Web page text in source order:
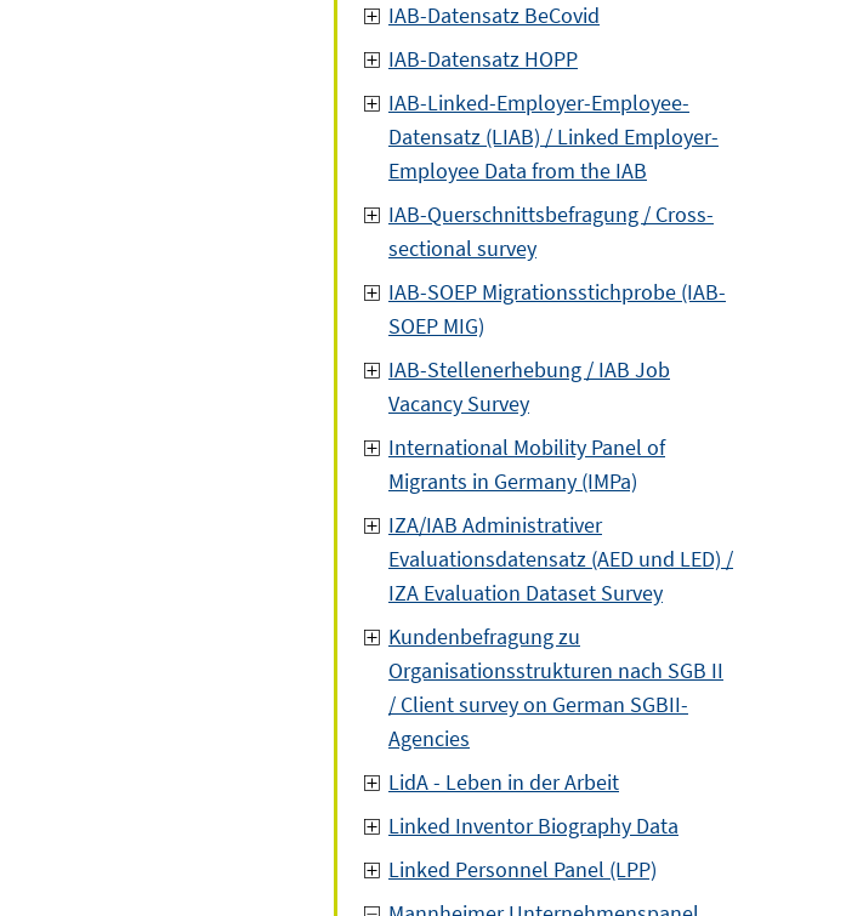
IAB-Datensatz BeCovid
IAB-Datensatz HOPP
IAB-Linked-Employer-Employee-
Datensatz (LIAB) / Linked Employer-
Employee Data from the IAB
IAB-Querschnittsbefragung / Cross-
sectional survey
IAB-SOEP Migrationsstichprobe (IAB-
SOEP MIG)
IAB-Stellenerhebung / IAB Job
Vacancy Survey
International Mobility Panel of
Migrants in Germany (IMPa)
IZA/IAB Administrativer
Evaluationsdatensatz (AED und LED) /
IZA Evaluation Dataset Survey
Kundenbefragung zu
Organisationsstrukturen nach SGB II
/ Client survey on German SGBII-
Agencies
LidA - Leben in der Arbeit
Linked Inventor Biography Data
Linked Personnel Panel (LPP)